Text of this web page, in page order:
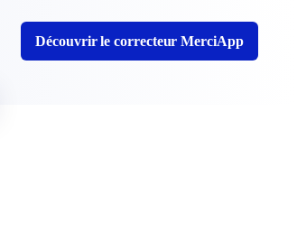
Découvrir le correcteur MerciApp